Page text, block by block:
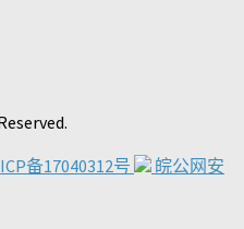
备17040312号
皖公网安